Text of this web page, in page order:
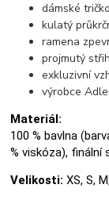
dámské
kulatý
ramena
projmutý
exkluzivní
výrobce
Materiál:
100 % bavlna
% viskóza), finální
Velikosti: XS, S,